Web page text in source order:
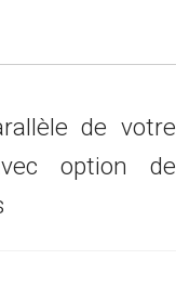
de votre
option de